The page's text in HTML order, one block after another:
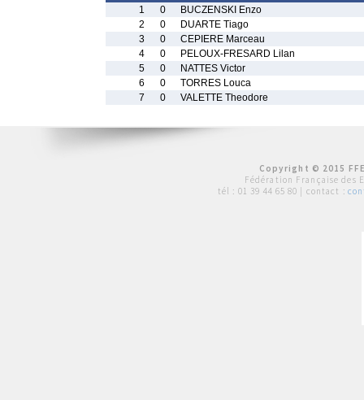
1
0
BUCZENSKI Enzo
2
0
DUARTE Tiago
3
0
CEPIERE Marceau
4
0
PELOUX-FRESARD Lilan
5
0
NATTES Victor
6
0
TORRES Louca
7
0 VALETTE Theodore
Copyright © 2015
Fédération Française des
tél : 01 39 44 65 80 | contact :